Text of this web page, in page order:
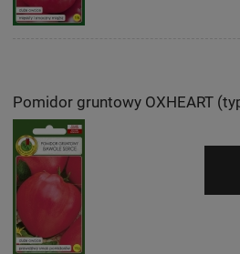
Pomidor gruntowy OXHEART